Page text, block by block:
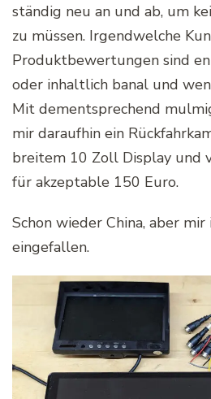
ständig neu an und ab, um
zu müssen. Irgendwelche
Produktbewertungen sind
oder inhaltlich banal und
Mit dementsprechend
mir daraufhin ein
breitem 10 Zoll Display und
für akzeptable 150 Euro.
Schon wieder China, aber
eingefallen.